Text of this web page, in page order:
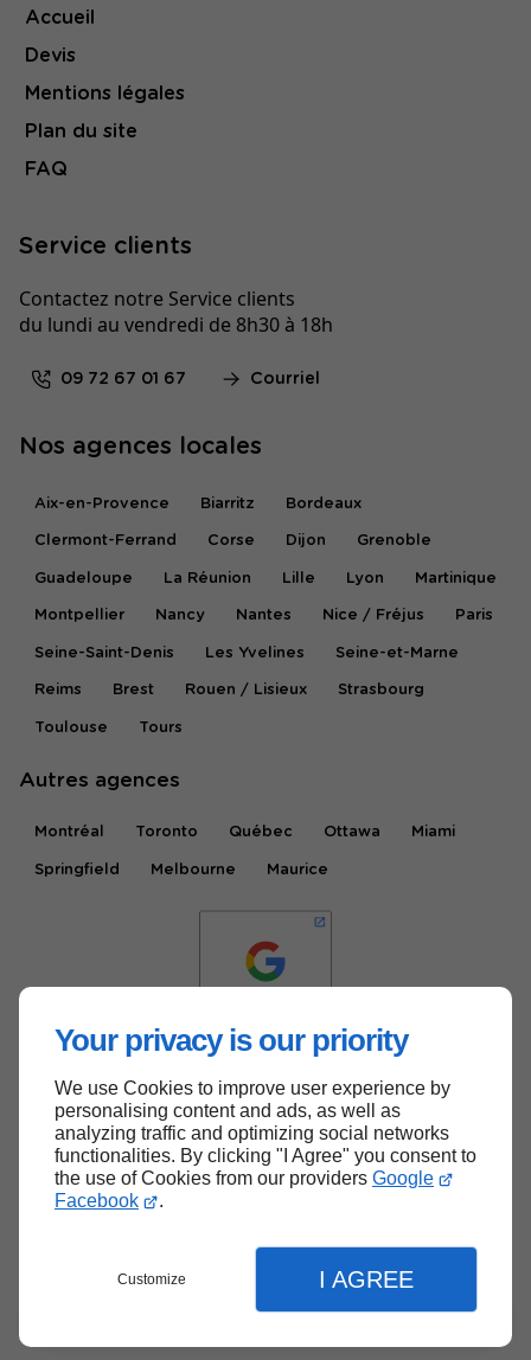
Your privacy is our priority
We use Cookies to improve user experience by
personalising content and ads, as well as
analyzing traffic and optimizing social networks
functionalities. By clicking "I Agree" you consent to
the use of Cookies from our providers Google
Facebook
.
Customize I AGREE
Accueil
Devis
Mentions légales
Plan du site
FAQ
Service clients
Contactez notre Service clients
du lundi au vendredi de 8h30 à 18h
09 72 67 01 67 Courriel
Nos agences locales
Aix-en-Provence Biarritz Bordeaux
Clermont-Ferrand Corse Dijon Grenoble
Guadeloupe La Réunion Lille Lyon Martinique
Montpellier Nancy Nantes Nice / Fréjus Paris
Seine-Saint-Denis Les Yvelines Seine-et-Marne
Reims Brest Rouen / Lisieux Strasbourg
Toulouse Tours
Autres agences
Montréal Toronto Québec Ottawa Miami
Springfield Melbourne Maurice
Haut de page